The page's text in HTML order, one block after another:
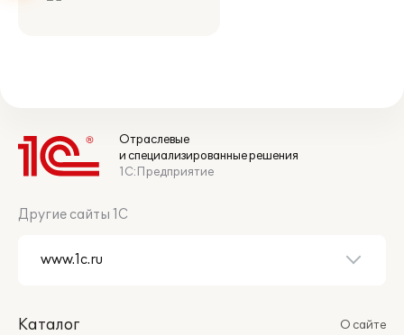
Отраслевые
и специализированные решения
1С:Предприятие
Другие сайты 1С
Каталог
О сайте